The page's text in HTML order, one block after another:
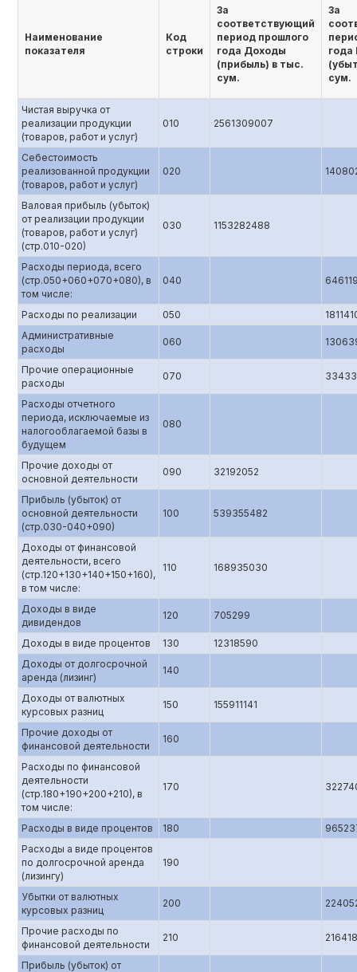
Наименование
показателя
Код
строки
За
соответствующий
период прошлого
года Доходы
(прибыль) в тыс.
сум.
За
года
сум.
Чистая выручка от
реализации продукции
(товаров, работ и услуг)
010 2561309007
Себестоимость
реализованной продукции
(товаров, работ и услуг)
020
Валовая прибыль (убыток)
от реализации продукции
(товаров, работ и услуг)
(стр.010-020)
030 1153282488
Расходы периода, всего
(стр.050+060+070+080), в
том числе:
040
Расходы по реализации 050
Административные
расходы
060
Прочие операционные
расходы
070
Расходы отчетного
периода, исключаемые из
налогооблагаемой базы в
будущем
080
Прочие доходы от
основной деятельности
090 32192052
Прибыль (убыток) от
основной деятельности
(стр.0З0-040+090)
100 539355482
Доходы от финансовой
деятельности, всего
(стр.120+130+140+150+160),
в том числе:
110 168935030
Доходы в виде
дивидендов
120 705299
Доходы в виде процентов 130
12318590
Доходы от долгосрочной
аренда (лизинг)
140
Доходы от валютных
курсовых разниц
150 155911141
Прочие доходы от
финансовой деятельности
160
Расходы по финансовой
деятельности
(стр.180+190+200+210), в
том числе:
170
Расходы в виде процентов 180
Расходы а виде процентов
по долгосрочной аренда
(лизингу)
190
Убытки от валютных
курсовых разниц
200
Прочие расходы по
финансовой деятельности
210
Прибыль (убыток) от